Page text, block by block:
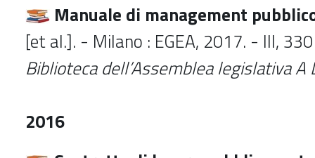
Manuale di management
[et al.]. - Milano : EGEA, 2017. - III,
Biblioteca dell’Assemblea legislativa A
2016